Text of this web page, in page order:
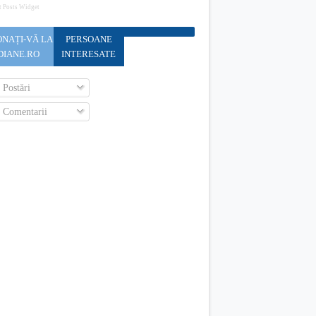
Posts Widget
VĂ LA
PERSOANE
INTERESATE
Postări
Comentarii